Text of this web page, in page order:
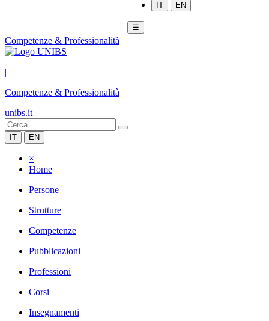
IT EN
☰
Competenze & Professionalità
|
Competenze & Professionalità
unibs.it
IT EN
×
Home
Persone
Strutture
Competenze
Pubblicazioni
Professioni
Corsi
Insegnamenti